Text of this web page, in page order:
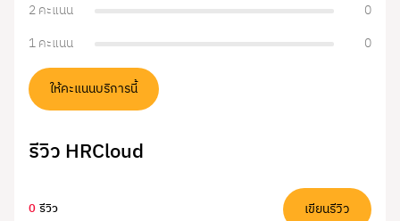
2 คะแนน
0
1 คะแนน
0
ให้คะแนนบริการนี้
รีวิว HRCloud
0รีวิว เขียนรีวิว